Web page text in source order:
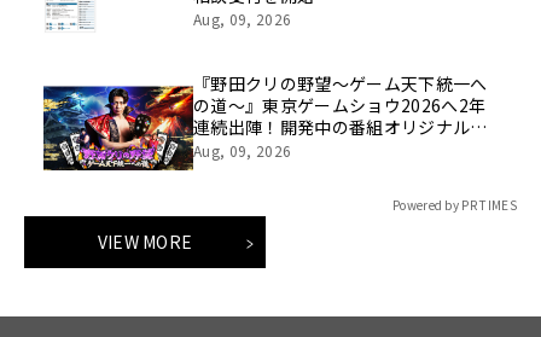
Aug, 09, 2026
『野田クリの野望～ゲーム天下統一へ
の道～』東京ゲームショウ2026へ2年
連続出陣！開発中の番組オリジナルゲ
ームを世界最速体験！失敗したら即
Aug, 09, 2026
Powered by PR TIMES
VIEW MORE